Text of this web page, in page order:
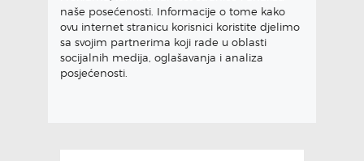
naše posećenosti. Informacije o tome kako
ovu internet stranicu korisnici koristite djelimo
sa svojim partnerima koji rade u oblasti
socijalnih medija, oglašavanja i analiza
posjećenosti.